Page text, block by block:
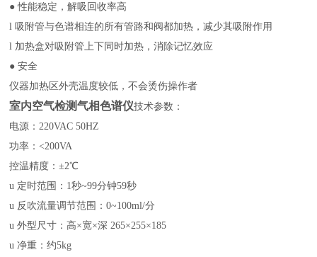
● 性能稳定，解吸回收率高
l吸附管与色谱相连的所有管路和阀都加热，减少其吸附作用
l 加热盒对吸附管上下同时加热，消除记忆效应
● 安全
仪器加热区外壳温度较低，不会烫伤操作者
室内空气检测气相色谱仪技术参数：
电源：220VAC 50HZ
功率：<200VA
控温精度：±2℃
u 定时范围： 1秒~99分钟59秒
u 反吹流量调节范围：0~100ml/分
u外型尺寸：高×宽×深 265×255×185
u净重：约5kg